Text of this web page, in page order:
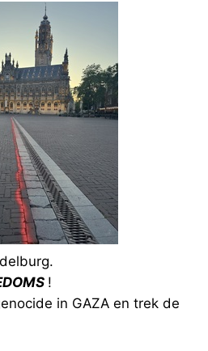
!
in GAZA en trek de